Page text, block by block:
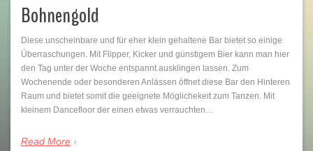
Bohnengold
Diese unscheinbare und für eher klein gehaltene Bar bietet so einige
Überraschungen. Mit Flipper, Kicker und günstigem Bier kann man hier
den Tag unter der Woche entspannt ausklingen lassen. Zum
Wochenende oder besonderen Anlässen öffnet diese Bar den Hinteren
Raum und bietet somit die geeignete Möglichekeit zum Tanzen. Mit
kleinem Dancefloor der einen etwas verrauchten…
Read More